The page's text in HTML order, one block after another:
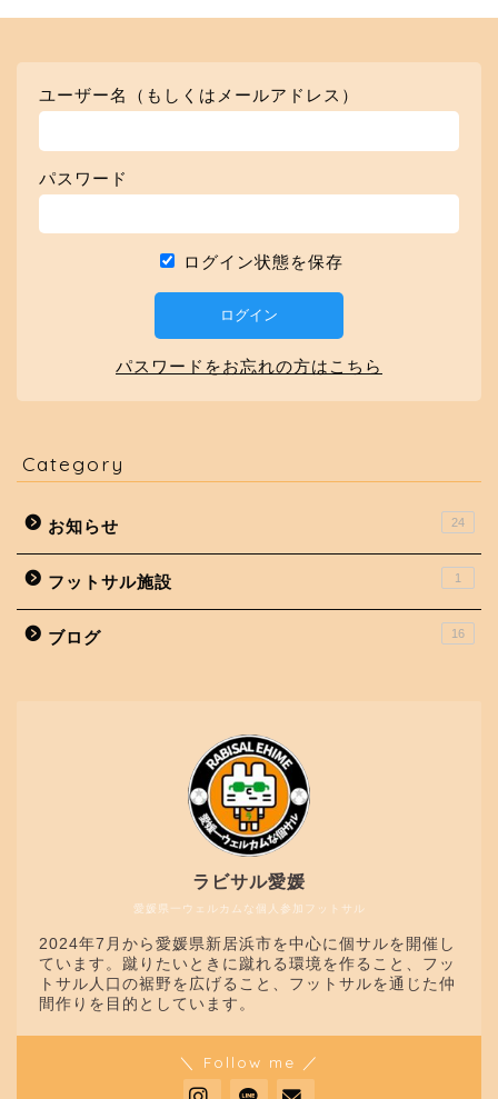
ユーザー名（もしくはメールアドレス）
パスワード
ログイン状態を保存
パスワードをお忘れの方はこちら
Category
お知らせ 24
フットサル施設 1
ブログ 16
愛媛県一ウェルカムな個人参加フットサル
ラビサル愛媛
2024年7月から愛媛県新居浜市を中心に個サルを開催し
ています。蹴りたいときに蹴れる環境を作ること、フッ
トサル人口の裾野を広げること、フットサルを通じた仲
間作りを目的としています。
＼ Follow me ／